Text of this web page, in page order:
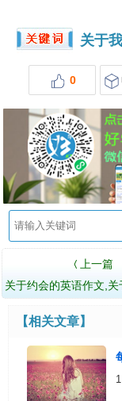
关于
0
〈
上一篇
关于约会的英语作文,
【相关文章】